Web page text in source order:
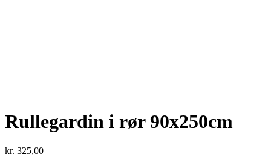
Rullegardin i rør 90x250cm
kr. 325,00